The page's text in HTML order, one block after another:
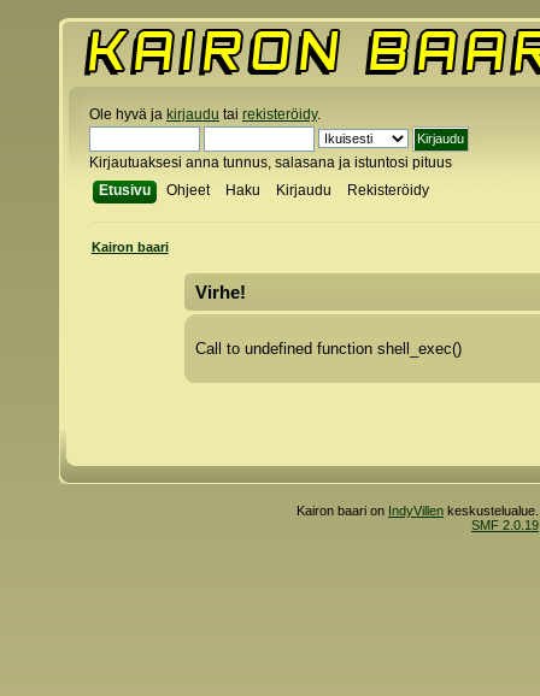
Ole hyvä ja kirjaudu tai rekisteröidy.
Kirjautuaksesi anna tunnus, salasana ja istuntosi pituus
Etusivu
Ohjeet Haku Kirjaudu Rekisteröidy
Kairon baari
Virhe!
Call to undefined function shell_exec()
Kairon baari on IndyVillen
SMF 2.0.19